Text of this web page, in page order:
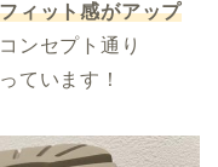
ィット感がアップ
ンセプト通り
ています！